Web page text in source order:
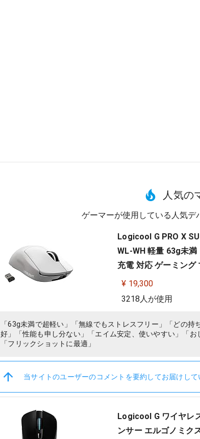
人気の
ゲーマーが使用している人気デ
Logicool G PRO X
WL-WH 軽量 63g未満
充電 対応 ゲーミン
¥ 19,300
3218人が使用
「63g未満で超軽い」「無線でもストレスフリー」「どの
好」「性能も申し分ない」「エイム安定、使いやすい」「
「フリックショットに最適」
当サイトのユーザーのコメントを要約してお届けして
Logicool G ワイヤレ
ンサー エルゴノミク